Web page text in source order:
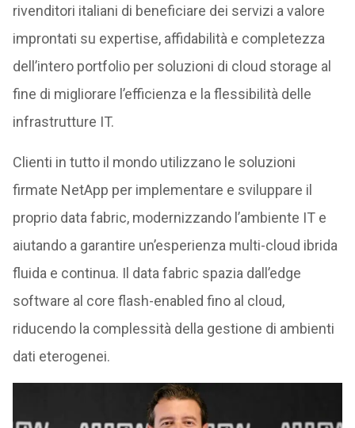
rivenditori italiani di beneficiare dei servizi a valore
improntati su expertise, affidabilità e completezza
dell’intero portfolio per soluzioni di cloud storage al
fine di migliorare l’efficienza e la flessibilità delle
infrastrutture IT.
Clienti in tutto il mondo utilizzano le soluzioni
firmate NetApp per implementare e sviluppare il
proprio data fabric, modernizzando l’ambiente IT e
aiutando a garantire un’esperienza multi-cloud ibrida
fluida e continua. Il data fabric spazia dall’edge
software al core flash-enabled fino al cloud,
riducendo la complessità della gestione di ambienti
dati eterogenei.